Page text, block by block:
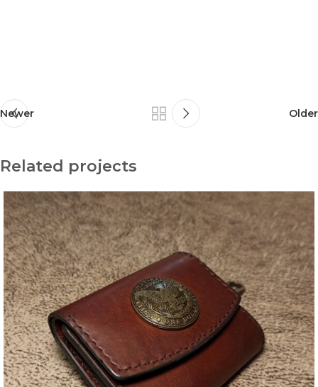
Newer Older
Related projects